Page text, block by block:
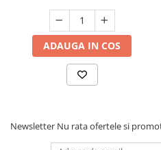
ADAUGA IN COS
Newsletter Nu rata ofertele si